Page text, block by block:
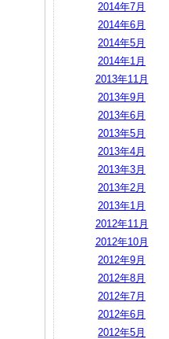
2014年7月
2014年6月
2014年5月
2014年1月
2013年11月
2013年9月
2013年6月
2013年5月
2013年4月
2013年3月
2013年2月
2013年1月
2012年11月
2012年10月
2012年9月
2012年8月
2012年7月
2012年6月
2012年5月